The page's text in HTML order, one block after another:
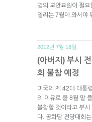
명의 보안요원이 필
열리는 7월에 와서야
2012년 7월 18일.
(아버지) 부시
회 불참 예정
미국의 제 42대 대통
의 이유로 올 8월 말
불참할 것이라고 부시
다. 공화당 전당대회